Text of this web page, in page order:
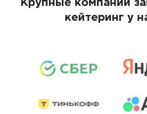
Крупные компании
кейтеринг у